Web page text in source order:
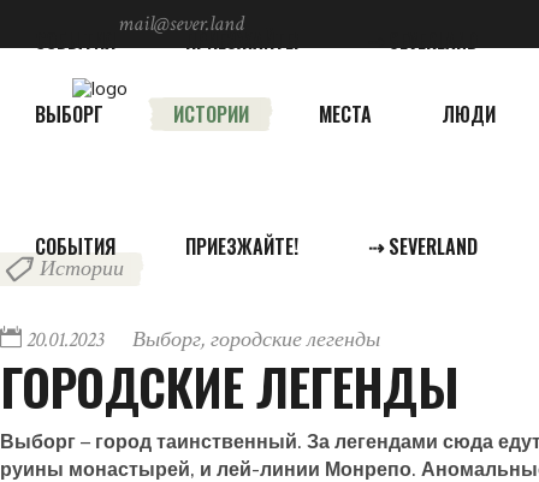
mail@sever.land
ВЫБОРГ ИСТОРИИ МЕСТА ЛЮДИ
СОБЫТИЯ ПРИЕЗЖАЙТЕ! ⇢ SEVERLAND
Истории
20.01.2023 Выборг, городские легенды
ГОРОДСКИЕ ЛЕГЕНДЫ
Выборг – город таинственный. За легендами сюда
руины монастырей, и лей-линии Монрепо.